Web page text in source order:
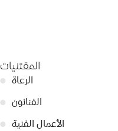
المقتنيات
● الرعاة
● الفنانون
● الأعمال الفنية